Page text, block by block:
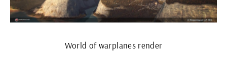
World of warplanes render